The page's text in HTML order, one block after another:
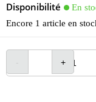
Disponibilité
En
Encore 1 article en